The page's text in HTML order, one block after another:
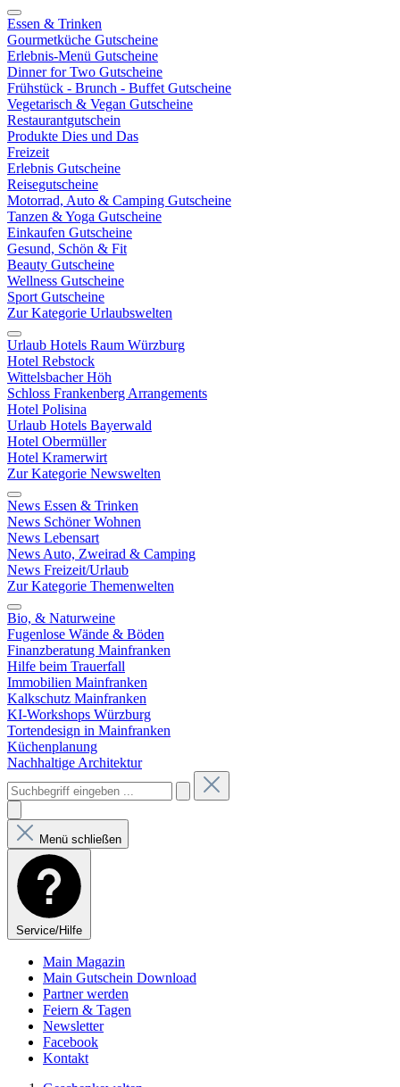
Essen & Trinken
Gourmetküche Gutscheine
Erlebnis-Menü Gutscheine
Dinner for Two Gutscheine
Frühstück - Brunch - Buffet Gutscheine
Vegetarisch & Vegan Gutscheine
Restaurantgutschein
Produkte Dies und Das
Freizeit
Erlebnis Gutscheine
Reisegutscheine
Motorrad, Auto & Camping Gutscheine
Tanzen & Yoga Gutscheine
Einkaufen Gutscheine
Gesund, Schön & Fit
Beauty Gutscheine
Wellness Gutscheine
Sport Gutscheine
Zur Kategorie Urlaubswelten
Urlaub Hotels Raum Würzburg
Hotel Rebstock
Wittelsbacher Höh
Schloss Frankenberg Arrangements
Hotel Polisina
Urlaub Hotels Bayerwald
Hotel Obermüller
Hotel Kramerwirt
Zur Kategorie Newswelten
News Essen & Trinken
News Schöner Wohnen
News Lebensart
News Auto, Zweirad & Camping
News Freizeit/Urlaub
Zur Kategorie Themenwelten
Bio, & Naturweine
Fugenlose Wände & Böden
Finanzberatung Mainfranken
Hilfe beim Trauerfall
Immobilien Mainfranken
Kalkschutz Mainfranken
KI-Workshops Würzburg
Tortendesign in Mainfranken
Küchenplanung
Nachhaltige Architektur
Menü schließen
Service/Hilfe
Main Magazin
Main Gutschein Download
Partner werden
Feiern & Tagen
Newsletter
Facebook
Kontakt